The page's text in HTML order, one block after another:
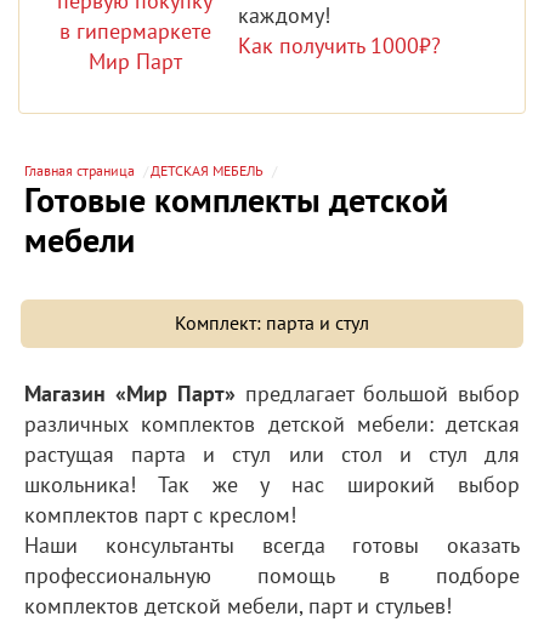
каждому!
Как получить 1000₽?
Главная страница ДЕТСКАЯ МЕБЕЛЬ
Готовые комплекты детской
мебели
Комплект: парта и стул
Магазин «Мир Парт» предлагает большой выбор
различных комплектов детской мебели: детская
растущая парта и стул или стол и стул для
школьника! Так же у нас широкий выбор
комплектов парт с креслом!
Наши консультанты всегда готовы оказать
профессиональную помощь в подборе
комплектов детской мебели, парт и стульев!